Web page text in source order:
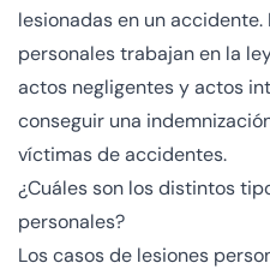
lesionadas en un
personales trabajan en la
actos negligentes y actos
conseguir una
víctimas de accidentes.
¿Cuáles son los distintos
personales?
Los casos de lesiones